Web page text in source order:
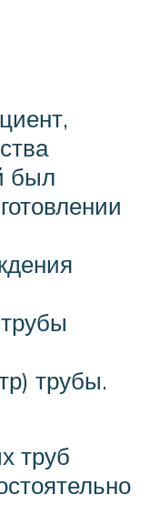
был
трубы.
труб